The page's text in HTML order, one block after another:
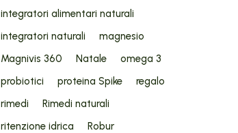
integratori alimentari naturali
integratori naturali
magnesio
Magnivis 360
Natale
omega 3
probiotici
proteina Spike
regalo
rimedi
Rimedi naturali
ritenzione idrica
Robur